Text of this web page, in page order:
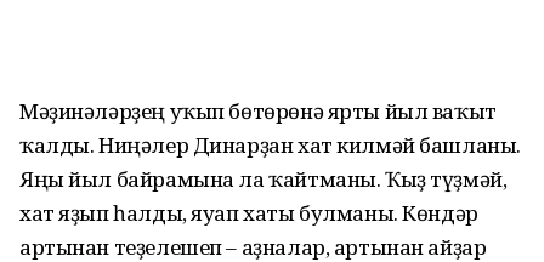
Мәҙинәләрҙең уҡып бөтөрөнә ярты йыл ваҡыт
ҡалды. Ниңәлер Динарҙан хат килмәй башланы.
Яңы йыл байрамына ла ҡайтманы. Ҡыҙ түҙмәй,
хат яҙып һалды, яуап хаты булманы. Көндәр
артынан теҙелешеп – аҙналар, артынан айҙар